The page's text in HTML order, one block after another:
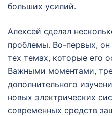
больших усилий.
Алексей сделал
проблемы. Во-первых, он
тех темах, которые его
Важными моментами,
дополнительного
новых электрических
современных средств